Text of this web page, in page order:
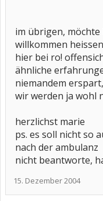
im übrigen, möchte
willkommen
hier bei ro!
ähnliche
niemandem
wir werden ja wohl
herzlichst marie
ps. es soll nicht so
nach der ambulanz
nicht beantworte,
15. Dezember 2004